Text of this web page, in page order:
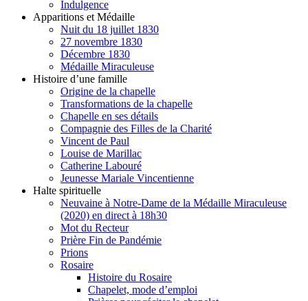
Indulgence
Apparitions et Médaille
Nuit du 18 juillet 1830
27 novembre 1830
Décembre 1830
Médaille Miraculeuse
Histoire d’une famille
Origine de la chapelle
Transformations de la chapelle
Chapelle en ses détails
Compagnie des Filles de la Charité
Vincent de Paul
Louise de Marillac
Catherine Labouré
Jeunesse Mariale Vincentienne
Halte spirituelle
Neuvaine à Notre-Dame de la Médaille Miraculeuse
(2020) en direct à 18h30
Mot du Recteur
Prière Fin de Pandémie
Prions
Rosaire
Histoire du Rosaire
Chapelet, mode d’emploi